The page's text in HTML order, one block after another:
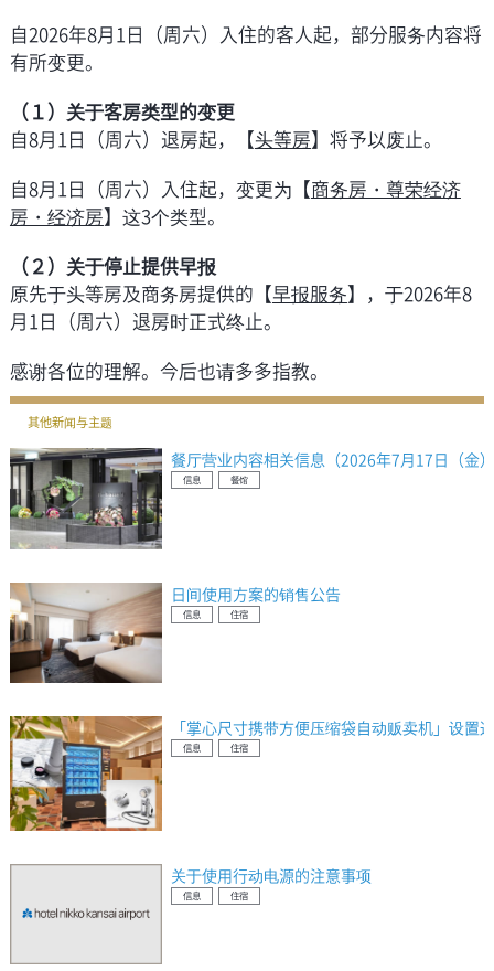
自2026年8月1日（周六）入住的客人起，部分服务内容将
有所变更。
（１）关于客房类型的变更
自8月1日（周六）退房起，【头等房】将予以废止。
自8月1日（周六）入住起，变更为【商务房・尊荣经济
房・经济房】这3个类型。
（２）关于停止提供早报
原先于头等房及商务房提供的【早报服务】，于2026年8
月1日（周六）退房时正式终止。
感谢各位的理解。今后也请多多指教。
其他新闻与主题
餐厅营业内容相关信息（2026年7月17日（金
信息 餐馆
日间使用方案的销售公告
信息 住宿
「掌心尺寸携带方便压缩袋自动贩卖机」设置
信息 住宿
关于使用行动电源的注意事项
信息 住宿